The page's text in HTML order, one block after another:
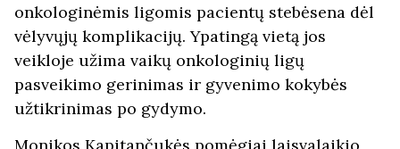
onkologinėmis ligomis pacientų stebėsena dėl
vėlyvųjų komplikacijų. Ypatingą vietą jos
veikloje užima vaikų onkologinių ligų
pasveikimo gerinimas ir gyvenimo kokybės
užtikrinimas po gydymo.